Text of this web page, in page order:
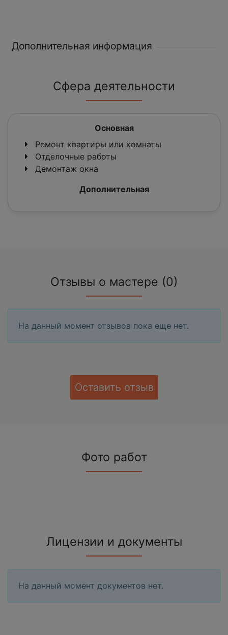
Дополнительная информация
Сфера деятельности
Основная
Ремонт квартиры или комнаты
Отделочные работы
Демонтаж окна
Дополнительная
Отзывы о мастере (0)
На данный момент отзывов пока еще нет.
Оставить отзыв
Фото работ
Лицензии и документы
На данный момент документов нет.